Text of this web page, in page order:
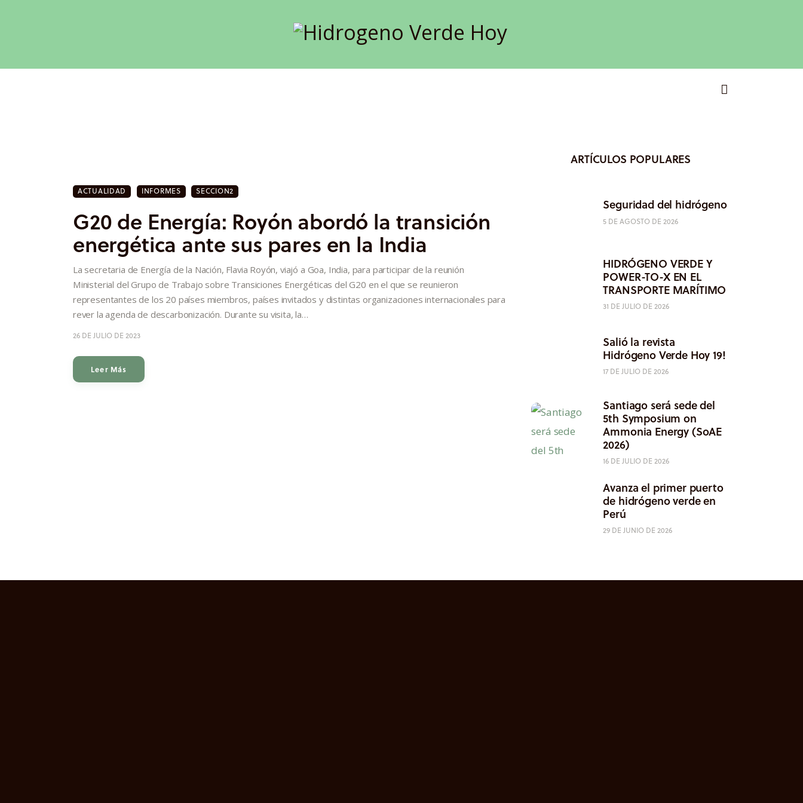
Investigación
ACTUALIDAD INFORMES SECCION2
G20 de Energía: Royón abordó la transición
energética ante sus pares en la India
La secretaria de Energía de la Nación, Flavia Royón, viajó a Goa, India, para participar de la reunión
Ministerial del Grupo de Trabajo sobre Transiciones Energéticas del G20 en el que se reunieron
representantes de los 20 países miembros, países invitados y distintas organizaciones internacionales para
rever la agenda de descarbonización. Durante su visita, la…
26 DE JULIO DE 2023
Leer Más
ARTÍCULOS POPULARES
Seguridad del hidrógeno
5 DE AGOSTO DE 2026
HIDRÓGENO VERDE Y
POWER-TO-X EN EL
TRANSPORTE MARÍTIMO
31 DE JULIO DE 2026
Salió la revista
Hidrógeno Verde Hoy 19!
17 DE JULIO DE 2026
Santiago será sede del
5th Symposium on
Ammonia Energy (SoAE
2026)
16 DE JULIO DE 2026
Avanza el primer puerto
de hidrógeno verde en
Perú
29 DE JUNIO DE 2026